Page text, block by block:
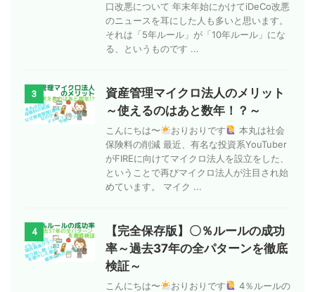
口改悪について 年末年始にかけてiDeCo改悪
のニュースを耳にした人も多いと思います。
それは「5年ルール」が「10年ルール」にな
る、というものです ...
3
資産管理マイクロ法人のメリット
～使えるのはあと数年！？～
こんにちは〜 おりおりです
本丸は社会
保険料の削減 最近、有名な投資系YouTuber
がFIREに向けてマイクロ法人を設立をした、
ということで再びマイクロ法人が注目され始
めています。 マイク ...
4
【完全保存版】〇％ルールの成功
率～過去37年の全パターンを徹底
検証～
こんにちは〜 おりおりです 4％ルールの